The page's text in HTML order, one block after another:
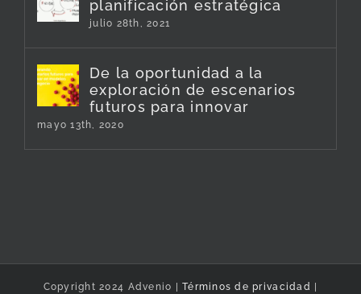
planificación estratégica
julio 28th, 2021
De la oportunidad a la
exploración de escenarios
futuros para innovar
mayo 13th, 2020
Copyright 2024 Advenio | Términos de privacidad